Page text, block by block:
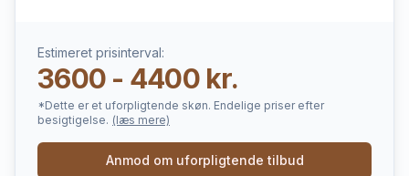
Estimeret prisinterval:
3600 - 4400 kr.
*Dette er et uforpligtende skøn. Endelige priser efter
besigtigelse. (læs mere)
Anmod om uforpligtende tilbud